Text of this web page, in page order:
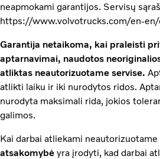
neapmokami garantijos. Servisų
https://www.volvotrucks.com/en-
Garantija netaikoma, kai praleisti
aptarnavimai, naudotos
atliktas neautorizuotame servise.
atlikti laiku ir iki nurodytos ridos.
nurodyta maksimali rida, jokios
galimos.
Kai darbai atliekami neautorizuotame
atsakomybė yra įrodyti, kad darbai